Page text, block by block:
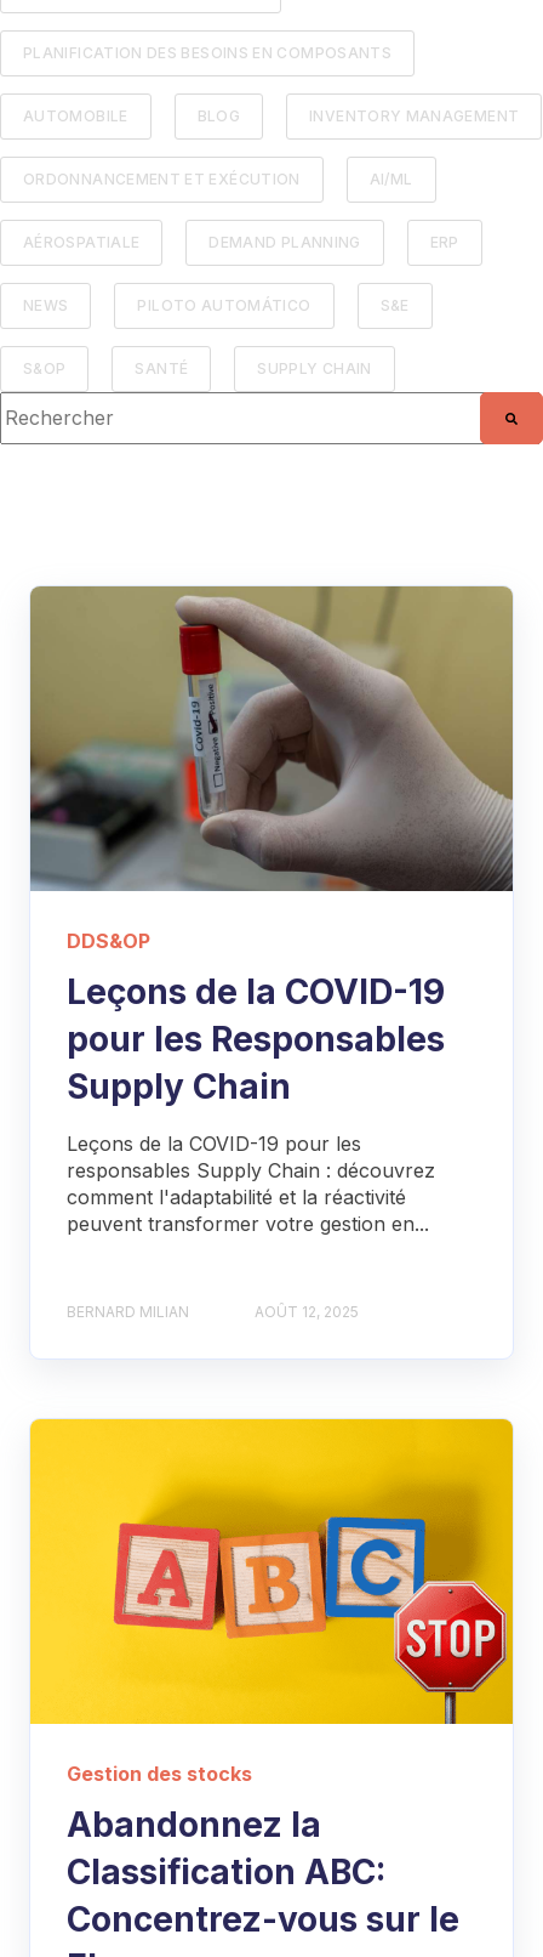
PLANIFICATION DES BESOINS EN COMPOSANTS
AUTOMOBILE BLOG INVENTORY MANAGEMENT
ORDONNANCEMENT ET EXÉCUTION AI/ML
AÉROSPATIALE DEMAND PLANNING ERP
NEWS PILOTO AUTOMÁTICO S&E
S&OP SANTÉ SUPPLY CHAIN
Il s'agit d'un champ de recherche auquel est associée une
DDS&OP
Leçons de la COVID-19
pour les Responsables
Supply Chain
Leçons de la COVID-19 pour les
responsables Supply Chain : découvrez
comment l'adaptabilité et la réactivité
peuvent transformer votre gestion en...
BERNARD MILIAN AOÛT 12, 2025
Gestion des stocks
Abandonnez la
Classification ABC:
Concentrez-vous sur le